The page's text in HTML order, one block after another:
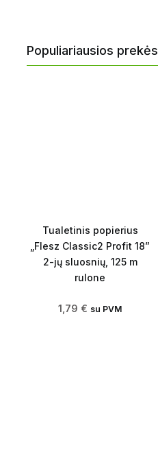
Populiariausios prekės
Tualetinis popierius
„Flesz Classic2 Profit 18”
2-jų sluosnių, 125 m
rulone
1,79 € su PVM